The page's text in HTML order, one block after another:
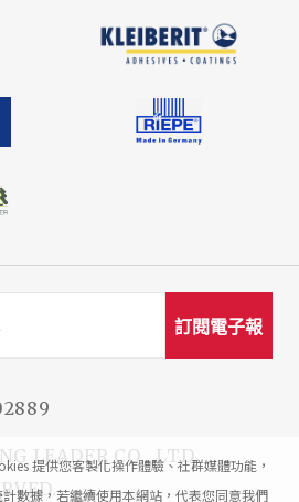
訂閱電子報
LEADER CO., LTD.
提供您客製化操作體驗、社群媒體功能，
數據，若繼續使用本網站，代表您同意我們